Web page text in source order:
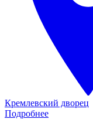
Кремлевский дворец
Подробнее